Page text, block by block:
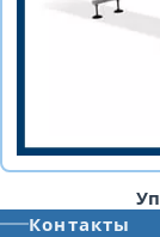
Контакты